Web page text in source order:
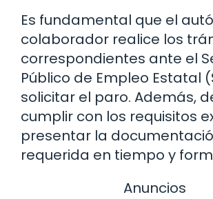
Es fundamental que el
colaborador realice los
correspondientes ante el
Público de Empleo Estatal
solicitar el paro. Además,
cumplir con los requisitos
presentar la
requerida en tiempo y
Anuncios